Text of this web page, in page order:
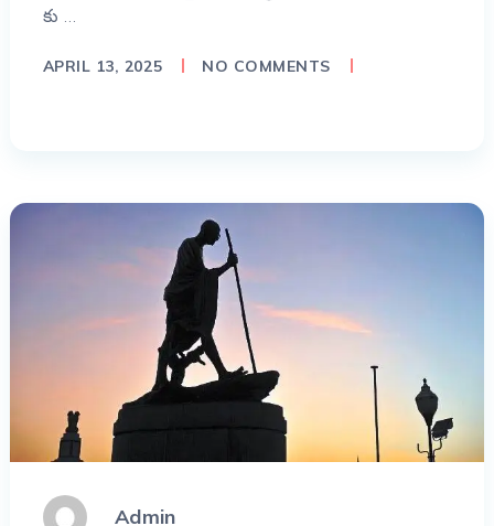
కు …
APRIL 13, 2025 NO COMMENTS
Admin